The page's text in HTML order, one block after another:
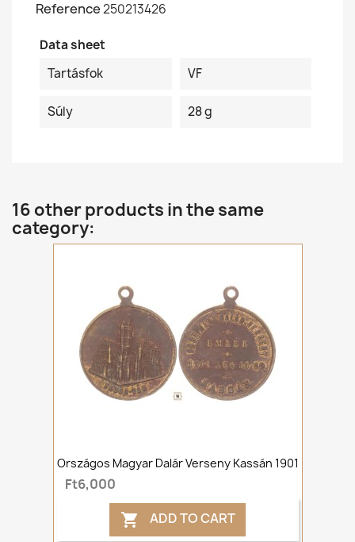
Reference250213426
Data sheet
Tartásfok
VF
Súly 28 g
16 other products in the same
category:
Országos Magyar Dalár Verseny Kassán 1901
Ft6,000
 ADD TO CART